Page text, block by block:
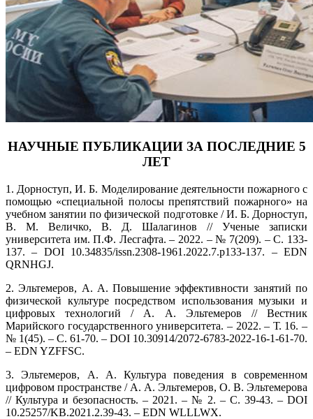
НАУЧНЫЕ ПУБЛИКАЦИИ ЗА ПОСЛЕДНИЕ 5
ЛЕТ
1. Дорноступ, И. Б. Моделирование деятельности пожарного с
помощью «специальной полосы препятствий пожарного» на
учебном занятии по физической подготовке / И. Б. Дорноступ,
В. М. Величко, В. Д. Шалагинов // Ученые записки
университета им. П.Ф. Лесгафта. – 2022. – № 7(209). – С. 133-
137. – DOI 10.34835/issn.2308-1961.2022.7.p133-137. – EDN
QRNHGJ.
2. Эльтемеров, А. А. Повышение эффективности занятий по
физической культуре посредством использования музыки и
цифровых технологий / А. А. Эльтемеров // Вестник
Марийского государственного университета. – 2022. – Т. 16. –
№ 1(45). – С. 61-70. – DOI 10.30914/2072-6783-2022-16-1-61-70.
– EDN YZFFSC.
3. Эльтемеров, А. А. Культура поведения в современном
цифровом пространстве / А. А. Эльтемеров, О. В. Эльтемерова
// Культура и безопасность. – 2021. – № 2. – С. 39-43. – DOI
10.25257/KB.2021.2.39-43. – EDN WLLLWX.